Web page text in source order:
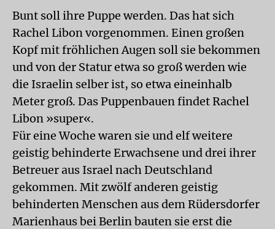
Bunt soll ihre Puppe werden. Das hat sich
Rachel Libon vorgenommen. Einen großen
Kopf mit fröhlichen Augen soll sie bekommen
und von der Statur etwa so groß werden wie
die Israelin selber ist, so etwa eineinhalb
Meter groß. Das Puppenbauen findet Rachel
Libon »super«.
Für eine Woche waren sie und elf weitere
geistig behinderte Erwachsene und drei ihrer
Betreuer aus Israel nach Deutschland
gekommen. Mit zwölf anderen geistig
behinderten Menschen aus dem Rüdersdorfer
Marienhaus bei Berlin bauten sie erst die